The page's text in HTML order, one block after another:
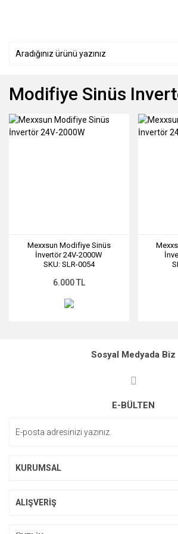
Modifiye Sinüs
Mexxsun Modifiye Sinüs
İnvertör 24V-2000W
SKU: SLR-0054
6.000 TL
Sosyal Medyada Biz
E-BÜLTEN
KURUMSAL
ALIŞVERİŞ